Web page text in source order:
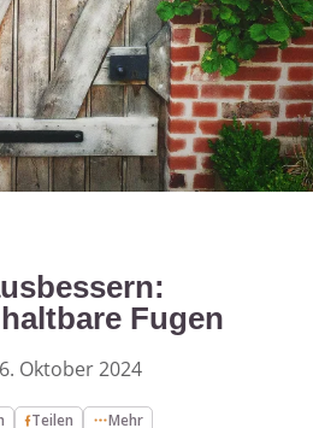
Fugen
6. Oktober 2024
Teilen Mehr